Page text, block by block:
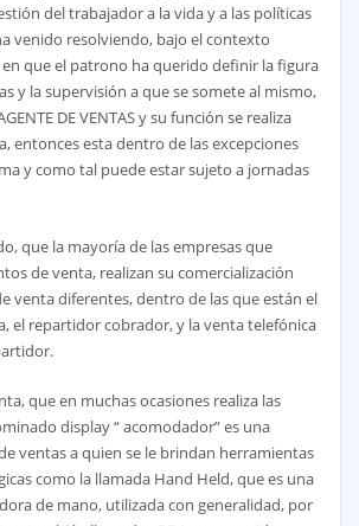
del trabajador a la vida y a las políticas
venido resolviendo, bajo el contexto
que el patrono ha querido definir la figura
y la supervisión a que se somete al mismo,
DE VENTAS y su función se realiza
entonces esta dentro de las excepciones
y como tal puede estar sujeto a jornadas
que la mayoría de las empresas que
de venta, realizan su comercialización
venta diferentes, dentro de las que están el
el repartidor cobrador, y la venta telefónica
que en muchas ocasiones realiza las
display “ acomodador” es una
ventas a quien se le brindan herramientas
como la llamada Hand Held, que es una
de mano, utilizada con generalidad, por